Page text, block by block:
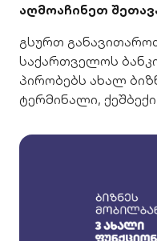
აღმოაჩინეთ
გსურთ
საქართველოს
პირობებს ახალ
ტერმინალი,